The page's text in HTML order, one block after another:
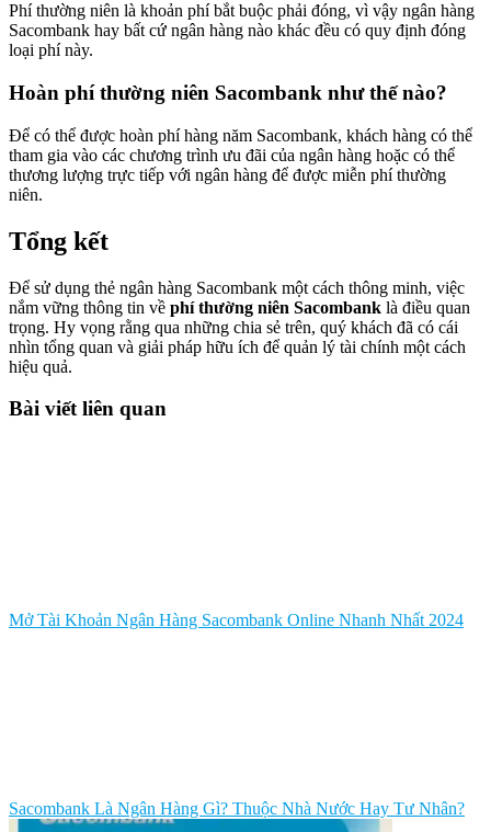
Phí thường niên là khoản phí bắt buộc phải đóng, vì vậy ngân hàng
Sacombank hay bất cứ ngân hàng nào khác đều có quy định đóng
loại phí này.
Hoàn phí thường niên Sacombank như thế nào?
Để có thể được hoàn phí hàng năm Sacombank, khách hàng có thể
tham gia vào các chương trình ưu đãi của ngân hàng hoặc có thể
thương lượng trực tiếp với ngân hàng để được miễn phí thường
niên.
Tổng kết
Để sử dụng thẻ ngân hàng Sacombank một cách thông minh, việc
nắm vững thông tin về phí thường niên Sacombank là điều quan
trọng. Hy vọng rằng qua những chia sẻ trên, quý khách đã có cái
nhìn tổng quan và giải pháp hữu ích để quản lý tài chính một cách
hiệu quả.
Bài viết liên quan
Mở Tài Khoản Ngân Hàng Sacombank Online Nhanh Nhất 2024
Sacombank Là Ngân Hàng Gì? Thuộc Nhà Nước Hay Tư Nhân?